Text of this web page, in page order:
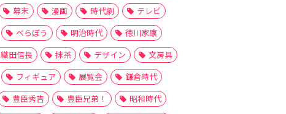
幕末
漫画 時代劇
テレビ
べらぼう
明治時代
徳川家康
織田信長
抹茶 デザイン
文房具
フィギュア
展覧会
鎌倉時代
豊臣秀吉
豊臣兄弟！
昭和時代